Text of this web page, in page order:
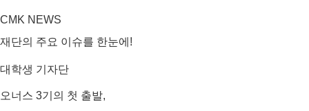
CMK NEWS
재단의 주요 이슈를 한눈에!
대학생 기자단
오너스 3기의 첫 출발,